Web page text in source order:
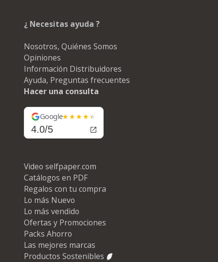
¿ Necesitas ayuda ?
Nosotros, Quiénes Somos
Opiniones
Información Distribuidores
Ayuda, Preguntas frecuentes
Hacer una consulta
Google
4.0/5
Video selfpaper.com
Catálogos en PDF
Regalos con tu compra
Lo más Nuevo
Lo más vendido
Ofertas y Promociones
Packs Ahorro
Las mejores marcas
Productos Sostenibles